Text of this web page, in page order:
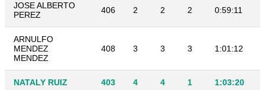
JOSE ALBERTO
PEREZ
406 2 2 2 0:59:11
ARNULFO
MENDEZ
MENDEZ
408 3 3 3 1:01:12
NATALY RUIZ 403 4 4 1 1:03:20